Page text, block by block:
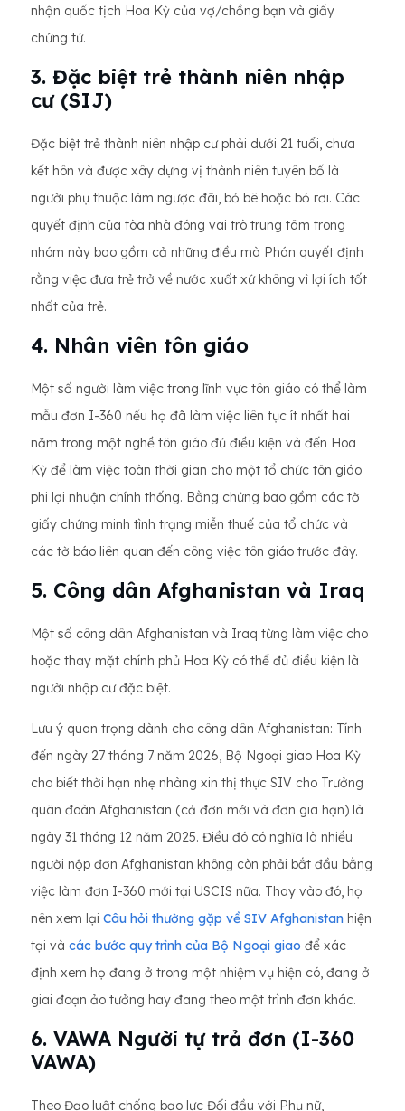
nhận quốc tịch Hoa Kỳ của vợ/chồng bạn và giấy
chứng tử.
3. Đặc biệt trẻ thành niên nhập
cư (SIJ)
Đặc biệt trẻ thành niên nhập cư phải dưới 21 tuổi, chưa
kết hôn và được xây dựng vị thành niên tuyên bố là
người phụ thuộc làm ngược đãi, bỏ bê hoặc bỏ rơi. Các
quyết định của tòa nhà đóng vai trò trung tâm trong
nhóm này bao gồm cả những điều mà Phán quyết định
rằng việc đưa trẻ trở về nước xuất xứ không vì lợi ích tốt
nhất của trẻ.
4. Nhân viên tôn giáo
Một số người làm việc trong lĩnh vực tôn giáo có thể làm
mẫu đơn I-360 nếu họ đã làm việc liên tục ít nhất hai
năm trong một nghề tôn giáo đủ điều kiện và đến Hoa
Kỳ để làm việc toàn thời gian cho một tổ chức tôn giáo
phi lợi nhuận chính thống. Bằng chứng bao gồm các tờ
giấy chứng minh tình trạng miễn thuế của tổ chức và
các tờ báo liên quan đến công việc tôn giáo trước đây.
5. Công dân Afghanistan và Iraq
Một số công dân Afghanistan và Iraq từng làm việc cho
hoặc thay mặt chính phủ Hoa Kỳ có thể đủ điều kiện là
người nhập cư đặc biệt.
Lưu ý quan trọng dành cho công dân Afghanistan: Tính
đến ngày 27 tháng 7 năm 2026, Bộ Ngoại giao Hoa Kỳ
cho biết thời hạn nhẹ nhàng xin thị thực SIV cho Trưởng
quân đoàn Afghanistan (cả đơn mới và đơn gia hạn) là
ngày 31 tháng 12 năm 2025. Điều đó có nghĩa là nhiều
người nộp đơn Afghanistan không còn phải bắt đầu bằng
việc làm đơn I-360 mới tại USCIS nữa. Thay vào đó, họ
nên xem lại Câu hỏi thường gặp về SIV Afghanistan hiện
tại và các bước quy trình của Bộ Ngoại giao để xác
định xem họ đang ở trong một nhiệm vụ hiện có, đang ở
giai đoạn ảo tưởng hay đang theo một trình đơn khác.
6. VAWA Người tự trả đơn (I-360
VAWA)
Theo Đạo luật chống bạo lực Đối đầu với Phụ nữ,